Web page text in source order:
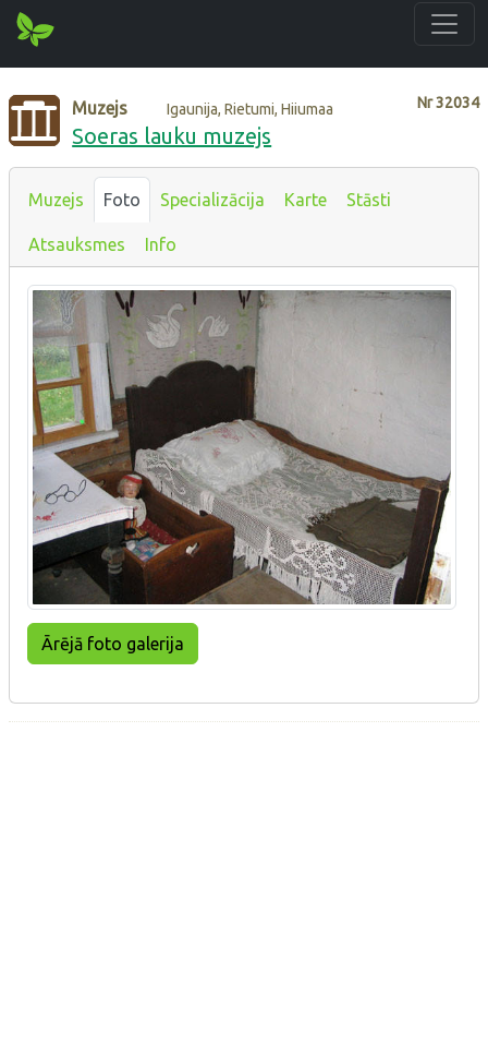
Nr32034
Muzejs Igaunija, Rietumi, Hiiumaa
Soeras lauku muzejs
Muzejs Foto Specializācija Karte Stāsti
Atsauksmes Info
Ārējā foto galerija